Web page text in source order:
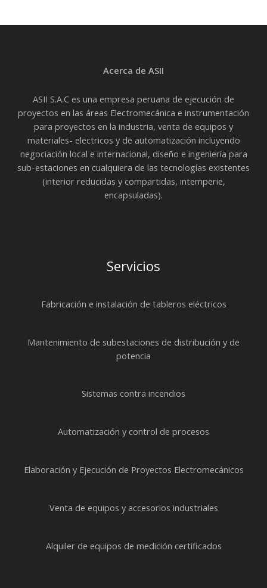
Acerca de ASII
ASII S.A.C es una empresa peruana de ejecución de
proyectos en las áreas Electromecánica e instrumentación
para proyectos en la industria, venta de equipos y
materiales- electricos y de automatización incluyendo
negociación local e internacional, diseño e ingeniería para
sub-estaciones en cualquiera de las tecnologías existentes
(interior reducidas y compartidas, intemperie,
encapsuladas).
Servicios
Fabricación e instalación de tableros eléctricos
Mantenimiento de subestaciones de distribución y de
potencia
Sistemas contra incendios
Automatización y control de procesos
Elaboración y Ejecución de Proyectos Electromecánicos
Venta de equipos y accesorios industriales
Alquiler de equipos de medición certificados